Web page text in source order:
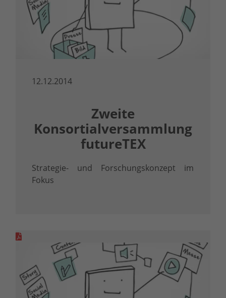
12.12.2014
Zweite
Konsortialversammlung
futureTEX
Strategie- und Forschungskonzept im
Fokus